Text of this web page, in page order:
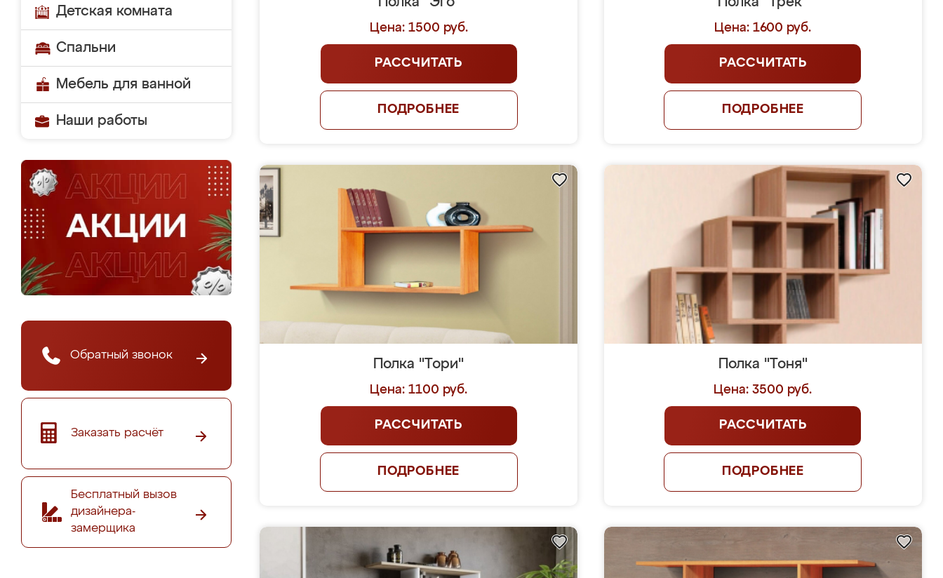
Детская комната
Спальни
Мебель для ванной
Наши работы
Обратный звонок
Заказать расчёт
Бесплатный вызов
дизайнера-
замерщика
Цена: 1500 руб.
РАССЧИТАТЬ
ПОДРОБНЕЕ
Цена: 1600 руб.
РАССЧИТАТЬ
ПОДРОБНЕЕ
Полка "Тори"
Цена: 1100 руб.
РАССЧИТАТЬ
ПОДРОБНЕЕ
Полка "Тоня"
Цена: 3500 руб.
РАССЧИТАТЬ
ПОДРОБНЕЕ